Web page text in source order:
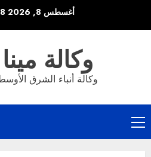
أغسطس 8, 2026
وكالة مينا
وكالة أنباء الشرق
القائمة
الرئيسية